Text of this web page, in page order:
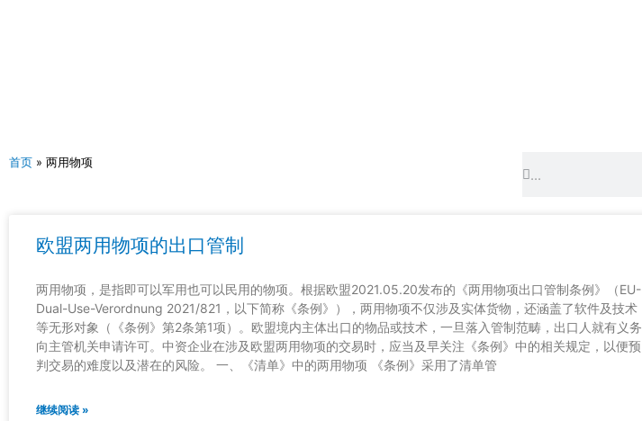
首页 » 两用物项
欧盟两用物项的出口管制
两用物项，是指即可以军用也可以民用的物项。根据欧盟2021.05.20发布的《两用物项出口管制条例》（EU-
Dual-Use-Verordnung 2021/821，以下简称《条例》），两用物项不仅涉及实体货物，还涵盖了软件及技术
等无形对象（《条例》第2条第1项）。欧盟境内主体出口的物品或技术，一旦落入管制范畴，出口人就有义务
向主管机关申请许可。中资企业在涉及欧盟两用物项的交易时，应当及早关注《条例》中的相关规定，以便预
判交易的难度以及潜在的风险。 一、《清单》中的两用物项 《条例》采用了清单管
继续阅读 »